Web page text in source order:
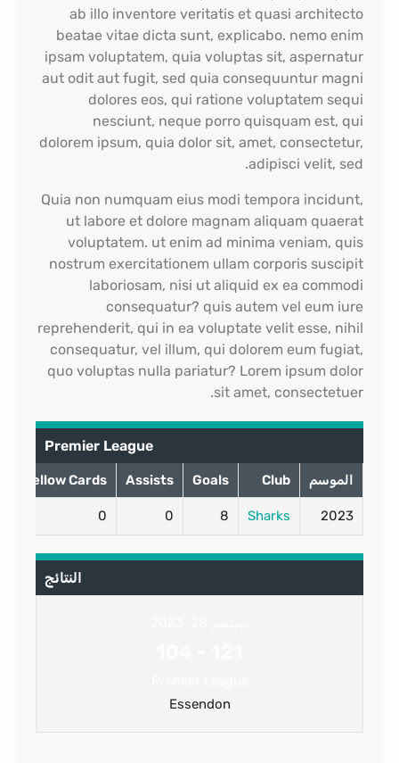
ab illo inventore veritatis et quasi architecto
beatae vitae dicta sunt, explicabo. nemo enim
ipsam voluptatem, quia voluptas sit, aspernatur
aut odit aut fugit, sed quia consequuntur magni
dolores eos, qui ratione voluptatem sequi
nesciunt, neque porro quisquam est, qui
dolorem ipsum, quia dolor sit, amet, consectetur,
adipisci velit, sed.
Quia non numquam eius modi tempora incidunt,
ut labore et dolore magnam aliquam quaerat
voluptatem. ut enim ad minima veniam, quis
nostrum exercitationem ullam corporis suscipit
laboriosam, nisi ut aliquid ex ea commodi
consequatur? quis autem vel eum iure
reprehenderit, qui in ea voluptate velit esse, nihil
consequatur, vel illum, qui dolorem eum fugiat,
quo voluptas nulla pariatur? Lorem ipsum dolor
sit amet, consectetuer.
Premier League
الموسم Club
Goals
Assists
Yellow Cards
2023
Sharks
8
0
0
النتائج
Essendon